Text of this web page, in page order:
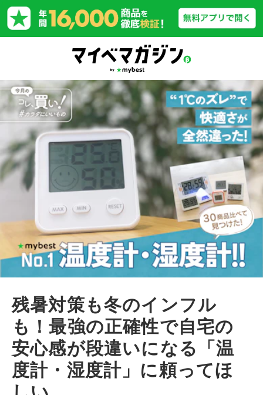
残暑対策も冬のインフル
も！最強の正確性で自宅の
安心感が段違いになる「温
度計・湿度計」に頼ってほ